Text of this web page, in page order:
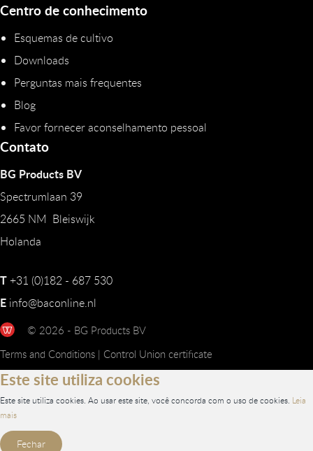
Centro de conhecimento
Esquemas de cultivo
Downloads
Perguntas mais frequentes
Blog
Favor fornecer aconselhamento pessoal
Contato
BG Products BV
Spectrumlaan 39
2665 NM Bleiswijk
Holanda
T+31 (0)182 - 687 530
E info@baconline.nl
© 2026 - BG Products BV
Terms and Conditions | Control Union certificate
Este site utiliza cookies
Este site utiliza cookies. Ao usar este site, você concorda com o uso de cookies. Leia
mais
Fechar